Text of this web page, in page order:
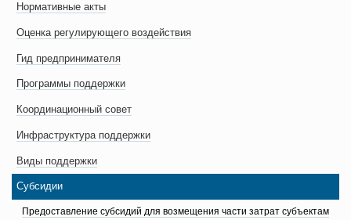
Нормативные акты
Оценка регулирующего воздействия
Гид предпринимателя
Программы поддержки
Координационный совет
Инфраструктура поддержки
Виды поддержки
Субсидии
Предоставление субсидий для возмещения части затрат субъектам